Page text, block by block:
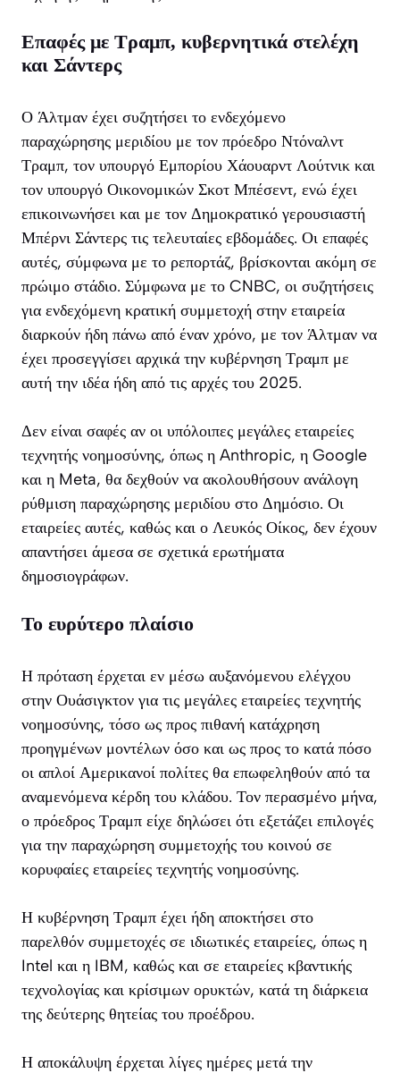
Επαφές με Τραμπ, κυβερνητικά στελέχη
και Σάντερς
Ο Άλτμαν έχει συζητήσει το ενδεχόμενο
παραχώρησης μεριδίου με τον πρόεδρο Ντόναλντ
Τραμπ, τον υπουργό Εμπορίου Χάουαρντ Λούτνικ και
τον υπουργό Οικονομικών Σκοτ Μπέσεντ, ενώ έχει
επικοινωνήσει και με τον Δημοκρατικό γερουσιαστή
Μπέρνι Σάντερς τις τελευταίες εβδομάδες. Οι επαφές
αυτές, σύμφωνα με το ρεπορτάζ, βρίσκονται ακόμη σε
πρώιμο στάδιο. Σύμφωνα με το CNBC, οι συζητήσεις
για ενδεχόμενη κρατική συμμετοχή στην εταιρεία
διαρκούν ήδη πάνω από έναν χρόνο, με τον Άλτμαν να
έχει προσεγγίσει αρχικά την κυβέρνηση Τραμπ με
αυτή την ιδέα ήδη από τις αρχές του 2025.
Δεν είναι σαφές αν οι υπόλοιπες μεγάλες εταιρείες
τεχνητής νοημοσύνης, όπως η Anthropic, η Google
και η Meta, θα δεχθούν να ακολουθήσουν ανάλογη
ρύθμιση παραχώρησης μεριδίου στο Δημόσιο. Οι
εταιρείες αυτές, καθώς και ο Λευκός Οίκος, δεν έχουν
απαντήσει άμεσα σε σχετικά ερωτήματα
δημοσιογράφων.
Το ευρύτερο πλαίσιο
Η πρόταση έρχεται εν μέσω αυξανόμενου ελέγχου
στην Ουάσιγκτον για τις μεγάλες εταιρείες τεχνητής
νοημοσύνης, τόσο ως προς πιθανή κατάχρηση
προηγμένων μοντέλων όσο και ως προς το κατά πόσο
οι απλοί Αμερικανοί πολίτες θα επωφεληθούν από τα
αναμενόμενα κέρδη του κλάδου. Τον περασμένο μήνα,
ο πρόεδρος Τραμπ είχε δηλώσει ότι εξετάζει επιλογές
για την παραχώρηση συμμετοχής του κοινού σε
κορυφαίες εταιρείες τεχνητής νοημοσύνης.
Η κυβέρνηση Τραμπ έχει ήδη αποκτήσει στο
παρελθόν συμμετοχές σε ιδιωτικές εταιρείες, όπως η
Intel και η IBM, καθώς και σε εταιρείες κβαντικής
τεχνολογίας και κρίσιμων ορυκτών, κατά τη διάρκεια
της δεύτερης θητείας του προέδρου.
Η αποκάλυψη έρχεται λίγες ημέρες μετά την